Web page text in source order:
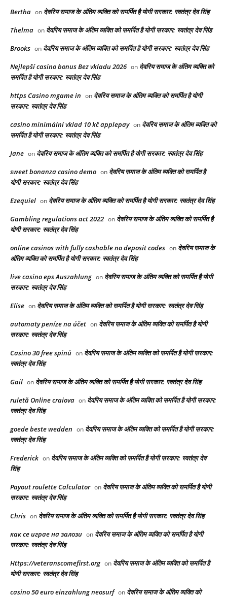
Bertha on देवरिय समाज के अंतिम व्यक्ति को समर्पित है योगी सरकार: स्वतंत्र देव सिंह
Thelma on देवरिय समाज के अंतिम व्यक्ति को समर्पित है योगी सरकार: स्वतंत्र देव सिंह
Brooks on देवरिय समाज के अंतिम व्यक्ति को समर्पित है योगी सरकार: स्वतंत्र देव सिंह
Nejlepší casino bonus Bez vkladu 2026 on देवरिय समाज के अंतिम व्यक्ति को
समर्पित है योगी सरकार: स्वतंत्र देव सिंह
https Casino mgame in on देवरिय समाज के अंतिम व्यक्ति को समर्पित है योगी
सरकार: स्वतंत्र देव सिंह
casino minimální vklad 10 kč applepay on देवरिय समाज के अंतिम व्यक्ति को
समर्पित है योगी सरकार: स्वतंत्र देव सिंह
Jane on देवरिय समाज के अंतिम व्यक्ति को समर्पित है योगी सरकार: स्वतंत्र देव सिंह
sweet bonanza casino demo on देवरिय समाज के अंतिम व्यक्ति को समर्पित है
योगी सरकार: स्वतंत्र देव सिंह
Ezequiel on देवरिय समाज के अंतिम व्यक्ति को समर्पित है योगी सरकार: स्वतंत्र देव सिंह
Gambling regulations act 2022 on देवरिय समाज के अंतिम व्यक्ति को समर्पित है
योगी सरकार: स्वतंत्र देव सिंह
online casinos with fully cashable no deposit codes on देवरिय समाज के
अंतिम व्यक्ति को समर्पित है योगी सरकार: स्वतंत्र देव सिंह
live casino eps Auszahlung on देवरिय समाज के अंतिम व्यक्ति को समर्पित है योगी
सरकार: स्वतंत्र देव सिंह
Elise on देवरिय समाज के अंतिम व्यक्ति को समर्पित है योगी सरकार: स्वतंत्र देव सिंह
automaty peníze na účet on देवरिय समाज के अंतिम व्यक्ति को समर्पित है योगी
सरकार: स्वतंत्र देव सिंह
Casino 30 free spinů on देवरिय समाज के अंतिम व्यक्ति को समर्पित है योगी सरकार:
स्वतंत्र देव सिंह
Gail on देवरिय समाज के अंतिम व्यक्ति को समर्पित है योगी सरकार: स्वतंत्र देव सिंह
ruletă Online craiova on देवरिय समाज के अंतिम व्यक्ति को समर्पित है योगी सरकार:
स्वतंत्र देव सिंह
goede beste wedden on देवरिय समाज के अंतिम व्यक्ति को समर्पित है योगी सरकार:
स्वतंत्र देव सिंह
Frederick on देवरिय समाज के अंतिम व्यक्ति को समर्पित है योगी सरकार: स्वतंत्र देव
सिंह
Payout roulette Calculator on देवरिय समाज के अंतिम व्यक्ति को समर्पित है योगी
सरकार: स्वतंत्र देव सिंह
Chris on देवरिय समाज के अंतिम व्यक्ति को समर्पित है योगी सरकार: स्वतंत्र देव सिंह
как се играе на залози on देवरिय समाज के अंतिम व्यक्ति को समर्पित है योगी
सरकार: स्वतंत्र देव सिंह
Https://veteranscomefirst.org on देवरिय समाज के अंतिम व्यक्ति को समर्पित है
योगी सरकार: स्वतंत्र देव सिंह
casino 50 euro einzahlung neosurf on देवरिय समाज के अंतिम व्यक्ति को